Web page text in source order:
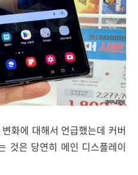
화에 대해서 언급했는데 커버
것은 당연히 메인 디스플레이